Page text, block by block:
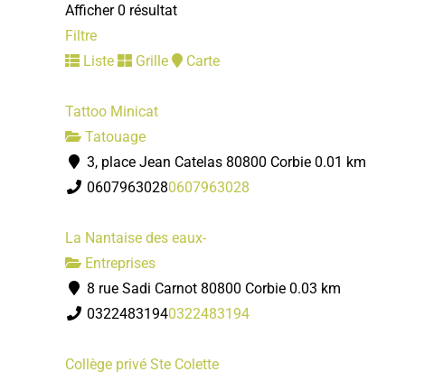
Afficher 0 résultat
Filtre
Liste
Grille Carte
Tattoo Minicat
Tatouage
3, place Jean Catelas 80800 Corbie 0.01 km
06079630280607963028
La Nantaise des eaux-
Entreprises
8 rue Sadi Carnot 80800 Corbie 0.03 km
03224831940322483194
Collège privé Ste Colette